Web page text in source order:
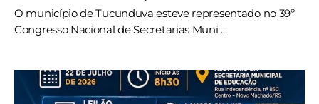
O município de Tucunduva esteve representado no 39º
Congresso Nacional de Secretarias Muni ...